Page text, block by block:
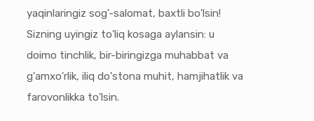
yaqinlaringiz sog'-salomat, baxtli bo'lsin!
Sizning uyingiz to'liq kosaga aylansin: u
doimo tinchlik, bir-biringizga muhabbat va
g'amxo'rlik, iliq do'stona muhit, hamjihatlik va
farovonlikka to'lsin.